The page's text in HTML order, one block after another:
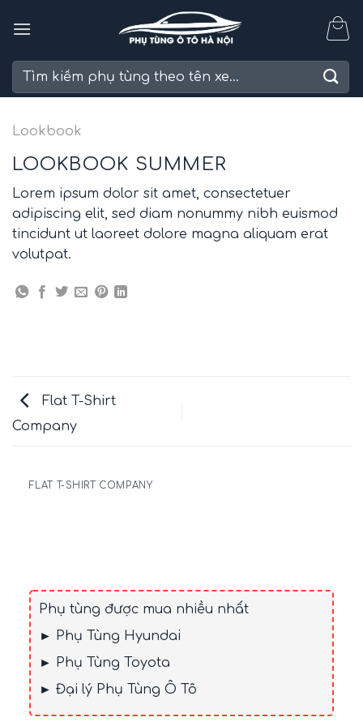
Tìm
Lookbook
LOOKBOOK SUMMER
Lorem ipsum dolor sit amet, consectetuer
adipiscing elit, sed diam nonummy nibh euismod
tincidunt ut laoreet dolore magna aliquam erat
volutpat.
Flat T-Shirt
Company
FLAT T-SHIRT COMPANY
Phụ tùng được mua nhiều nhất
► Phụ Tùng Hyundai
► Phụ Tùng Toyota
► Đại lý Phụ Tùng Ô Tô